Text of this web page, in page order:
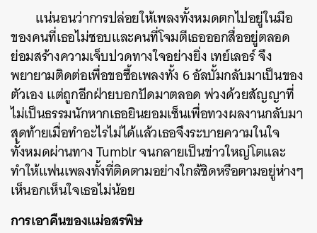
แน่นอนว่าการปล่อยให้เพลงทั้งหมดตกไปอยู่ในมือ
ของคนที่เธอไม่ชอบและคนที่โจมตีเธอออกสื่ออยู่ตลอด
ย่อมสร้างความเจ็บปวดทางใจอย่างยิ่ง เทย์เลอร์ จึง
พยายามติดต่อเพื่อขอซื้อเพลงทั้ง 6 อัลบั้มกลับมาเป็นของ
ตัวเอง แต่ถูกอีกฝ่ายบอกปัดมาตลอด พ่วงด้วยสัญญาที่
ไม่เป็นธรรมนักหากเธอยินยอมเซ็นเพื่อทวงผลงานกลับมา
สุดท้ายเมื่อทำอะไรไม่ได้แล้วเธอจึงระบายความในใจ
ทั้งหมดผ่านทางTumblrจนกลายเป็นข่าวใหญ่โตและ
ทำให้แฟนเพลงทั้งที่ติดตามอย่างใกล้ชิดหรือตามอยู่ห่างๆ
เห็นอกเห็นใจเธอไม่น้อย
การเอาคืนของแม่อสรพิษ